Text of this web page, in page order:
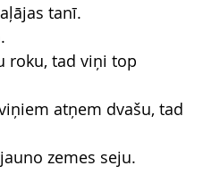
tanī.
roku, tad viņi top
atņem dvašu, tad
zemes seju.